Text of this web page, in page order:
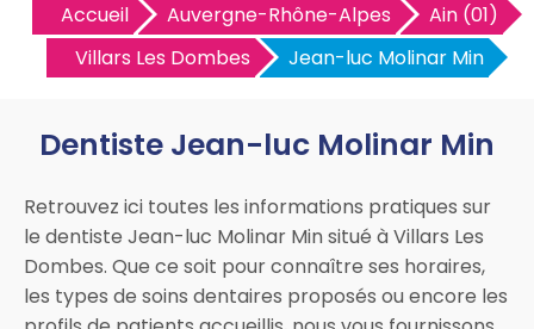
Accueil Auvergne-Rhône-Alpes
Ain (01)
Villars Les Dombes
Jean-luc Molinar Min
Dentiste Jean-luc Molinar Min
Retrouvez ici toutes les informations pratiques sur
le dentiste Jean-luc Molinar Min situé à Villars Les
Dombes. Que ce soit pour connaître ses horaires,
les types de soins dentaires proposés ou encore les